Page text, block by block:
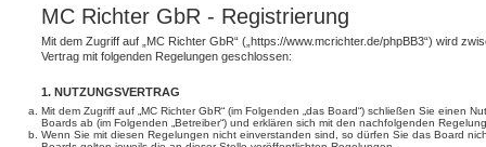
MC Richter GbR - Registrierung
Mit dem Zugriff auf „MC Richter GbR“ („https://www.mcrichter.de/phpBB3“) wird
Vertrag mit folgenden Regelungen geschlossen:
1. NUTZUNGSVERTRAG
Mit dem Zugriff auf „MC Richter GbR“ (im Folgenden „das Board“) schließen Sie einen
Boards ab (im Folgenden „Betreiber“) und erklären sich mit den nachfolgenden
Wenn Sie mit diesen Regelungen nicht einverstanden sind, so dürfen Sie das Board